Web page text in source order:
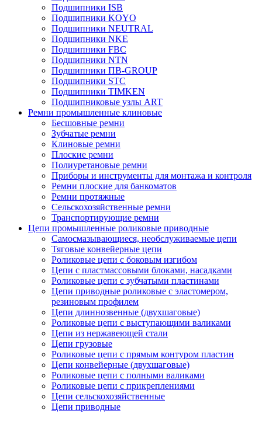
Подшипники ISB
Подшипники KOYO
Подшипники NEUTRAL
Подшипники NKE
Подшипники FBC
Подшипники NTN
Подшипники ПВ-GROUP
Подшипники STC
Подшипники TIMKEN
Подшипниковые узлы ART
Ремни промышленные клиновые
Бесшовные ремни
Зубчатые ремни
Клиновые ремни
Плоские ремни
Полиуретановые ремни
Приборы и инструменты для монтажа и контроля
Ремни плоские для банкоматов
Ремни протяжные
Сельскохозяйственные ремни
Транспортирующие ремни
Цепи промышленные роликовые приводные
Самосмазывающиеся, необслуживаемые цепи
Тяговые конвейерные цепи
Роликовые цепи с боковым изгибом
Цепи с пластмассовыми блоками, насадками
Роликовые цепи с зубчатыми пластинами
Цепи приводные роликовые с эластомером,
резиновым профилем
Цепи длиннозвенные (двухшаговые)
Роликовые цепи с выступающими валиками
Цепи из нержавеющей стали
Цепи грузовые
Роликовые цепи с прямым контуром пластин
Цепи конвейерные (двухшаговые)
Роликовые цепи с полными валиками
Роликовые цепи с прикреплениями
Цепи сельскохозяйственные
Цепи приводные